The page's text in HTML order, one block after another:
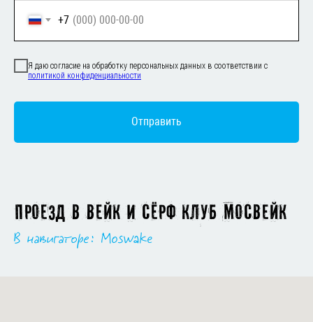
+7
Я даю согласие на обработку персональных данных в соответствии с
политикой конфиденциальности
Отправить
Проезд в вейк и сёрф клуб Мосвейк
В навигаторе: Moswake